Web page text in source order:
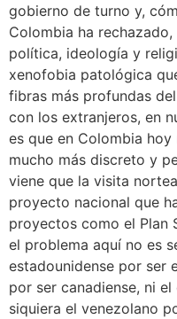
gobierno de turno y,
Colombia ha
política, ideología y
xenofobia patológica
fibras más profundas
con los extranjeros, en
es que en Colombia
mucho más discreto y
viene que la visita
proyecto nacional que
proyectos como el Plan
el problema aquí no es
estadounidense por ser
por ser canadiense, ni
siquiera el venezolano